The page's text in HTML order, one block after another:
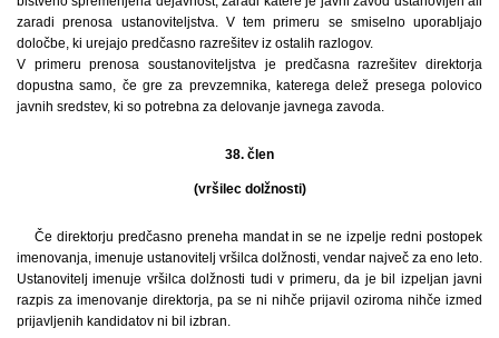
zaradi prenosa ustanoviteljstva. V tem primeru se smiselno uporabljajo
določbe, ki urejajo predčasno razrešitev iz ostalih razlogov.
V primeru prenosa soustanoviteljstva je predčasna razrešitev direktorja
dopustna samo, če gre za prevzemnika, katerega delež presega polovico
javnih sredstev, ki so potrebna za delovanje javnega zavoda.
38. člen
(vršilec dolžnosti)
Če direktorju predčasno preneha mandat in se ne izpelje redni postopek
imenovanja, imenuje ustanovitelj vršilca dolžnosti, vendar največ za eno leto.
Ustanovitelj imenuje vršilca dolžnosti tudi v primeru, da je bil izpeljan javni
razpis za imenovanje direktorja, pa se ni nihče prijavil oziroma nihče izmed
prijavljenih kandidatov ni bil izbran.